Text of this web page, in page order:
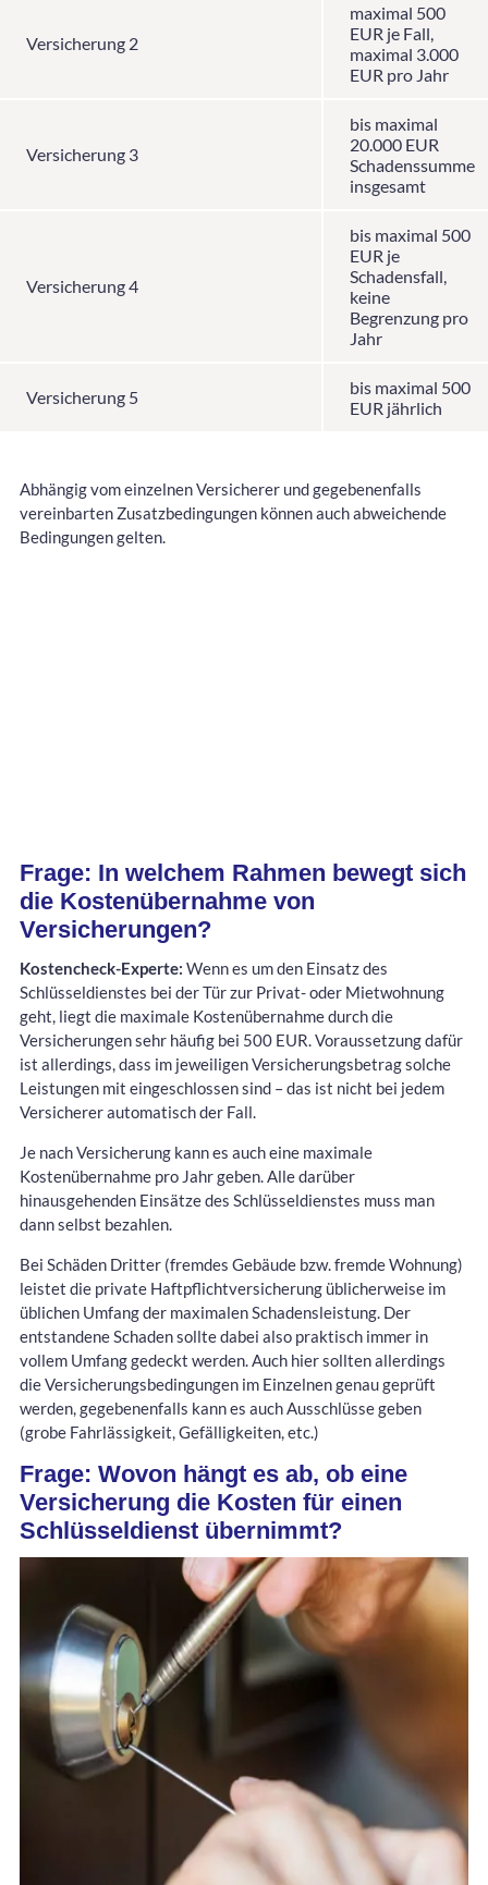
Versicherung 2
maximal 500
EUR je Fall,
maximal 3.000
EUR pro Jahr
Versicherung 3
bis maximal
20.000 EUR
Schadenssumme
insgesamt
Versicherung 4
bis maximal 500
EUR je
Schadensfall,
keine
Begrenzung pro
Jahr
Versicherung 5
bis maximal 500
EUR jährlich
Abhängig vom einzelnen Versicherer und gegebenenfalls
vereinbarten Zusatzbedingungen können auch abweichende
Bedingungen gelten.
Frage: In welchem Rahmen bewegt sich
die Kostenübernahme von
Versicherungen?
Kostencheck-Experte: Wenn es um den Einsatz des
Schlüsseldienstes bei der Tür zur Privat- oder Mietwohnung
geht, liegt die maximale Kostenübernahme durch die
Versicherungen sehr häufig bei 500 EUR. Voraussetzung dafür
ist allerdings, dass im jeweiligen Versicherungsbetrag solche
Leistungen mit eingeschlossen sind – das ist nicht bei jedem
Versicherer automatisch der Fall.
Je nach Versicherung kann es auch eine maximale
Kostenübernahme pro Jahr geben. Alle darüber
hinausgehenden Einsätze des Schlüsseldienstes muss man
dann selbst bezahlen.
Bei Schäden Dritter (fremdes Gebäude bzw. fremde Wohnung)
leistet die private Haftpflichtversicherung üblicherweise im
üblichen Umfang der maximalen Schadensleistung. Der
entstandene Schaden sollte dabei also praktisch immer in
vollem Umfang gedeckt werden. Auch hier sollten allerdings
die Versicherungsbedingungen im Einzelnen genau geprüft
werden, gegebenenfalls kann es auch Ausschlüsse geben
(grobe Fahrlässigkeit, Gefälligkeiten, etc.)
Frage: Wovon hängt es ab, ob eine
Versicherung die Kosten für einen
Schlüsseldienst übernimmt?